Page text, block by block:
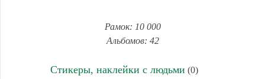
Рамок: 10 000
Альбомов: 42
Стикеры, наклейки с людьми (0)